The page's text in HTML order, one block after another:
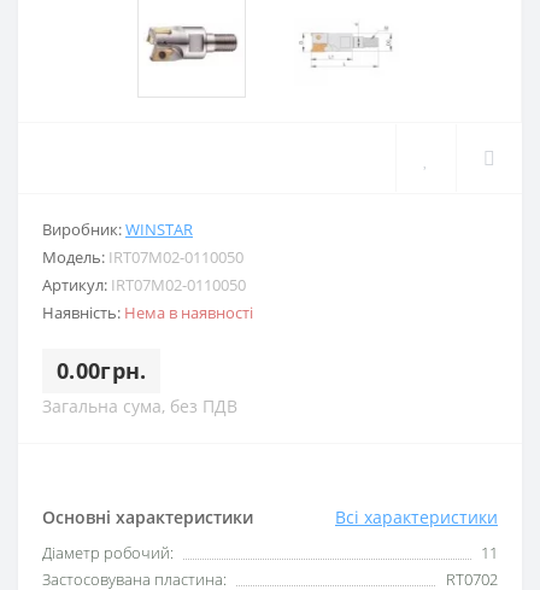
Виробник:WINSTAR
Модель: IRT07M02-0110050
Артикул: IRT07M02-0110050
Наявність: Нема в наявності
0.00грн.
Загальна сума, без ПДВ
Основні характеристики Всі характеристики
Діаметр робочий:
11
Застосовувана пластина:
RT0702